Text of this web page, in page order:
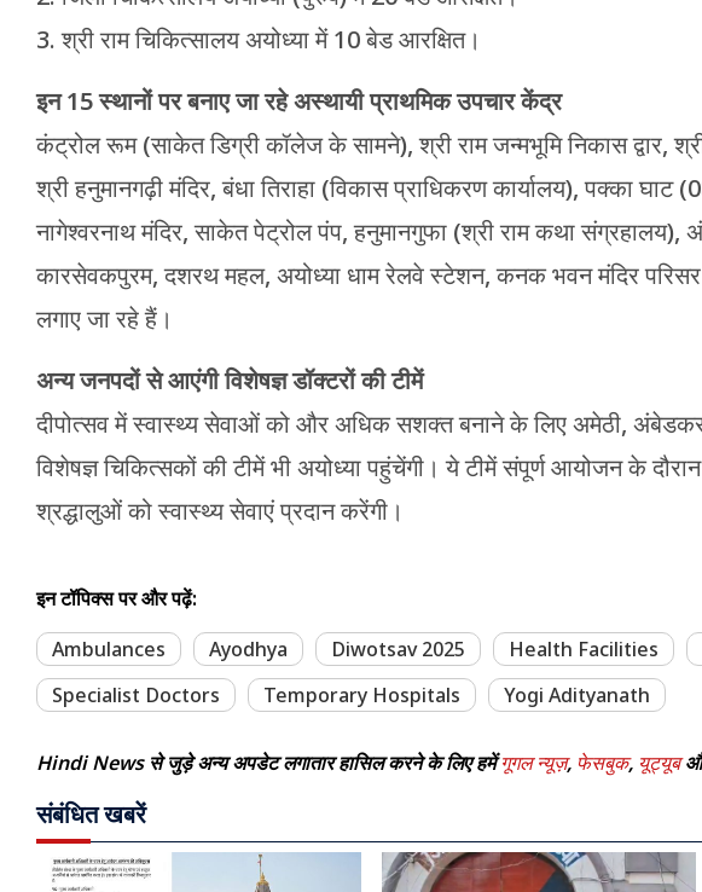
3. श्री राम चिकित्सालय अयोध्या में 10 बेड आरक्षित।
इन 15 स्थानों पर बनाए जा रहे अस्थायी प्राथमिक उपचार केंद्र
कंट्रोल रूम (साकेत डिग्री कॉलेज के सामने), श्री राम जन्मभूमि निकास द्वार,
श्री हनुमानगढ़ी मंदिर, बंधा तिराहा (विकास प्राधिकरण कार्यालय), पक्का घाट
नागेश्वरनाथ मंदिर, साकेत पेट्रोल पंप, हनुमानगुफा (श्री राम कथा संग्रहालय),
कारसेवकपुरम, दशरथ महल, अयोध्या धाम रेलवे स्टेशन, कनक भवन मंदिर
लगाए जा रहे हैं।
अन्य जनपदों से आएंगी विशेषज्ञ डॉक्टरों की टीमें
दीपोत्सव में स्वास्थ्य सेवाओं को और अधिक सशक्त बनाने के लिए अमेठी,
विशेषज्ञ चिकित्सकों की टीमें भी अयोध्या पहुंचेंगी। ये टीमें संपूर्ण आयोजन के
श्रद्धालुओं को स्वास्थ्य सेवाएं प्रदान करेंगी।
इन टॉपिक्स पर और पढ़ें:
Ambulances
Ayodhya Diwotsav 2025 Health Facilities
Specialist Doctors
Temporary Hospitals Yogi Adityanath
Hindi News से जुड़े अन्य अपडेट लगातार हासिल करने के लिए हमेंगूगल न्यूज़, फेसबुक, यूट्यूब
संबंधित खबरें